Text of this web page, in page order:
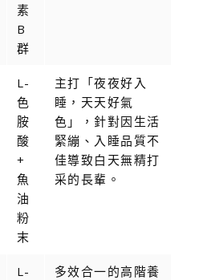
素
B
群
L-
色
胺
酸
+
魚
油
粉
末
主打「夜夜好入
睡，天天好氣
色」，針對因生活
緊繃、入睡品質不
佳導致白天無精打
采的長輩。
L-
多效合一的高階養